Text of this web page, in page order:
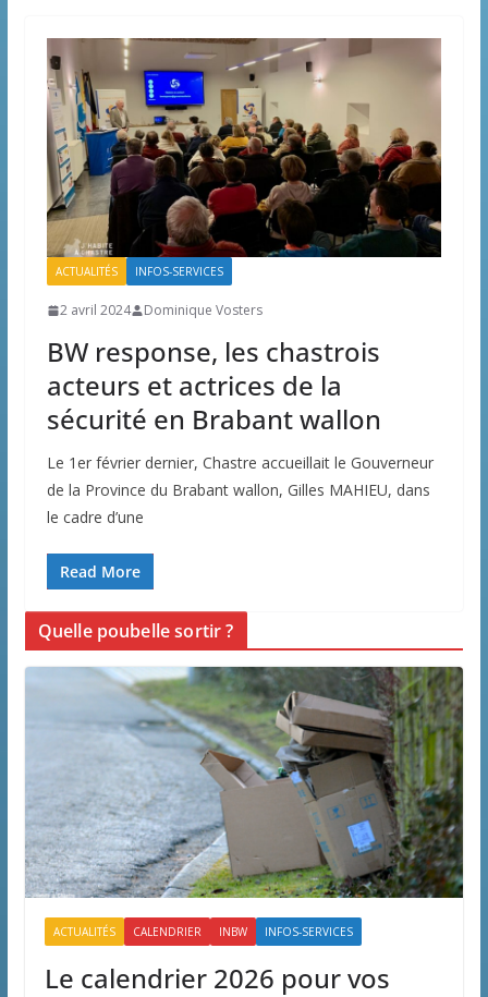
ACTUALITÉS INFOS-SERVICES
2 avril 2024 Dominique Vosters
BW response, les chastrois
acteurs et actrices de la
sécurité en Brabant wallon
Le 1er février dernier, Chastre accueillait le Gouverneur
de la Province du Brabant wallon, Gilles MAHIEU, dans
le cadre d’une
Read More
Quelle poubelle sortir ?
ACTUALITÉS CALENDRIER INBW INFOS-SERVICES
Le calendrier 2026 pour vos